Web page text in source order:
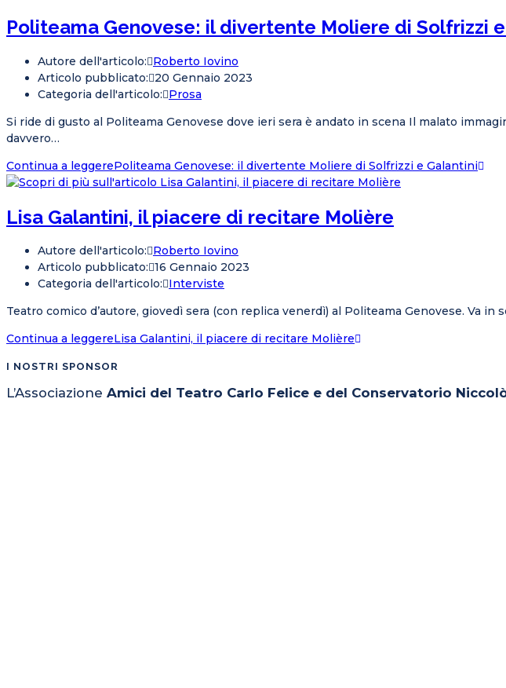
Politeama Genovese: il divertente Moliere di Solfrizzi
Autore dell'articolo: Roberto Iovino
Articolo pubblicato: 20 Gennaio 2023
Categoria dell'articolo: Prosa
Si ride di gusto al Politeama Genovese dove ieri sera è andato in scena Il malato
davvero…
Continua a leggerePoliteama Genovese: il divertente Moliere di Solfrizzi e Galantini
Lisa Galantini, il piacere di recitare Molière
Autore dell'articolo: Roberto Iovino
Articolo pubblicato: 16 Gennaio 2023
Categoria dell'articolo: Interviste
Teatro comico d’autore, giovedì sera (con replica venerdì) al Politeama Genovese. Va
Continua a leggereLisa Galantini, il piacere di recitare Molière
I NOSTRI SPONSOR
L’Associazione Amici del Teatro Carlo Felice e del Conservatorio